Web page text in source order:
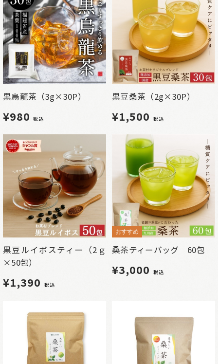
黒烏龍茶（3g×30P）
¥980税込
黒豆桑茶（2g×30P）
¥1,500 税込
黒豆ルイボスティー（2ｇ
×50包）
¥1,390 税込
おすすめ
桑茶ティーバッグ 60包
¥3,000 税込